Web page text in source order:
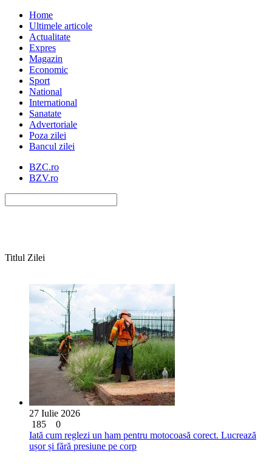
Home
Ultimele articole
Actualitate
Expres
Magazin
Economic
Sport
National
International
Sanatate
Advertoriale
Poza zilei
Bancul zilei
BZC.ro
BZV.ro
Titlul Zilei
27 Iulie 2026
185
0
Iată cum reglezi un ham pentru motocoasă corect. Lucrează
ușor și fără presiune pe corp